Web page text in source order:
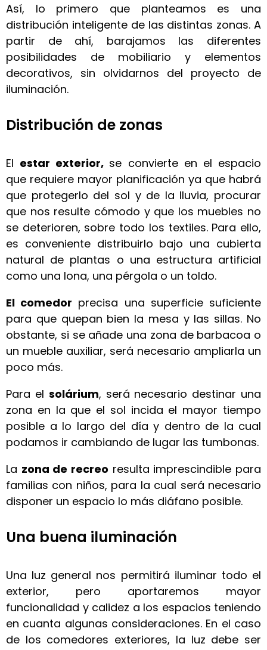
Así, lo primero que planteamos es una
distribución inteligente de las distintas zonas. A
partir de ahí, barajamos las diferentes
posibilidades de mobiliario y elementos
decorativos, sin olvidarnos del proyecto de
iluminación.
Distribución de zonas
El estar exterior, se convierte en el espacio
que requiere mayor planificación ya que habrá
que protegerlo del sol y de la lluvia, procurar
que nos resulte cómodo y que los muebles no
se deterioren, sobre todo los textiles. Para ello,
es conveniente distribuirlo bajo una cubierta
natural de plantas o una estructura artificial
como una lona, una pérgola o un toldo.
El comedor precisa una superficie suficiente
para que quepan bien la mesa y las sillas. No
obstante, si se añade una zona de barbacoa o
un mueble auxiliar, será necesario ampliarla un
poco más.
Para el solárium, será necesario destinar una
zona en la que el sol incida el mayor tiempo
posible a lo largo del día y dentro de la cual
podamos ir cambiando de lugar las tumbonas.
La zona de recreo resulta imprescindible para
familias con niños, para la cual será necesario
disponer un espacio lo más diáfano posible.
Una buena iluminación
Una luz general nos permitirá iluminar todo el
exterior, pero aportaremos mayor
funcionalidad y calidez a los espacios teniendo
en cuanta algunas consideraciones. En el caso
de los comedores exteriores, la luz debe ser